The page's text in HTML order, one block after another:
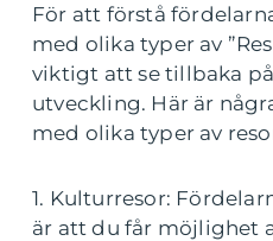
För att förstå
med olika typer av
viktigt att se tillbaka
utveckling. Här är
med olika typer av
1. Kulturresor:
är att du får möjlighet